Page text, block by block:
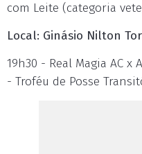
com Leite (categoria
Local: Ginásio Nilton
19h30 - Real Magia AC
- Troféu de Posse